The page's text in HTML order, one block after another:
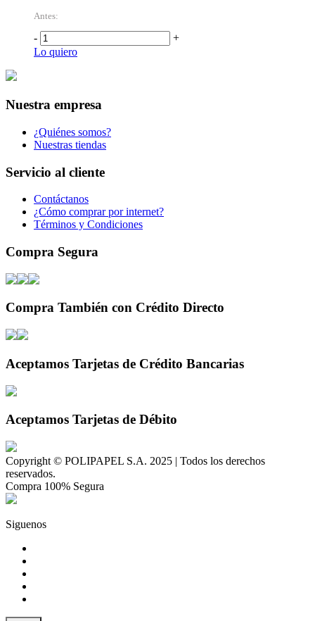
Antes:
-
+
Lo quiero
Nuestra empresa
¿Quiénes somos?
Nuestras tiendas
Servicio al cliente
Contáctanos
¿Cómo comprar por internet?
Términos y Condiciones
Compra Segura
Compra También con Crédito Directo
Aceptamos Tarjetas de Crédito Bancarias
Aceptamos Tarjetas de Débito
Copyright © POLIPAPEL S.A. 2025 | Todos los derechos
reservados.
Compra 100% Segura
Siguenos